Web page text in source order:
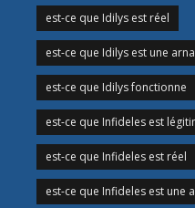
est-ce que Idilys est réel
est-ce que Idilys est une
est-ce que Idilys fonctionne
est-ce que Infideles est
est-ce que Infideles est réel
est-ce que Infideles est une